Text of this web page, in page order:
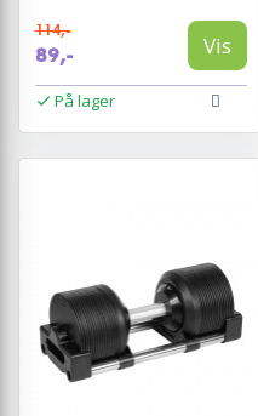
114,-
89,- Vis
På lager